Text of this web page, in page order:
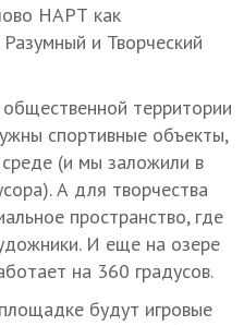
НАРТ как
и Творческий
территории
спортивные объекты,
(и мы заложили в
А для творчества
пространство, где
И еще на озере
на 360 градусов.
будут игровые